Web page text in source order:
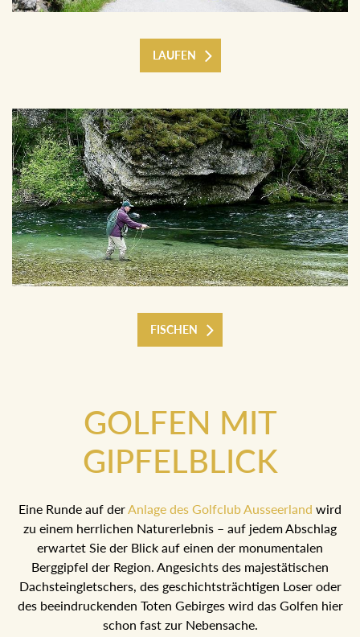
LAUFEN
FISCHEN
GOLFEN MIT
GIPFELBLICK
Eine Runde auf derAnlage des Golfclub Ausseerlandwird
zu einem herrlichen Naturerlebnis – auf jedem Abschlag
erwartet Sie der Blick auf einen der monumentalen
Berggipfel der Region. Angesichts des majestätischen
Dachsteingletschers, des geschichtsträchtigen Loser oder
des beeindruckenden Toten Gebirges wird das Golfen hier
schon fast zur Nebensache.